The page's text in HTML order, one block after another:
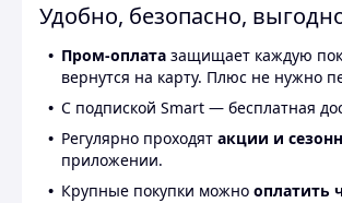
Удобно, безопасно,
Пром-оплата защищает каждую
вернутся на карту. Плюс не нужно
С подпиской Smart — бесплатная
Регулярно проходят акции и
приложении.
Крупные покупки можно оплатить